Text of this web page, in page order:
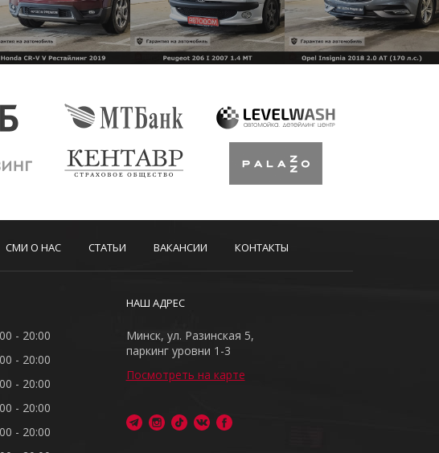
СМИ О НАС СТАТЬИ ВАКАНСИИ КОНТАКТЫ
- 20:00
- 20:00
- 20:00
- 20:00
- 20:00
НАШ АДРЕС
Минск, ул. Разинская 5,
паркинг уровни 1-3
Посмотреть на карте